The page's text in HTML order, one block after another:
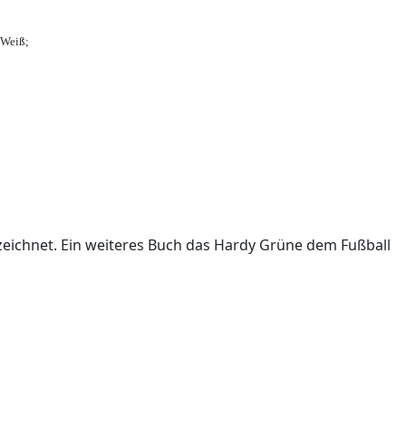
Ein weiteres Buch das Hardy Grüne dem Fußball